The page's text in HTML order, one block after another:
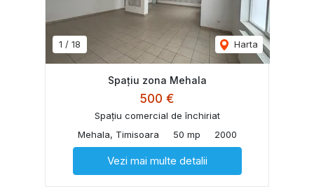
1 / 18 Harta
Spațiu zona Mehala
500 €
Spațiu comercial de închiriat
Mehala, Timisoara
50 mp 2000
Vezi mai multe detalii